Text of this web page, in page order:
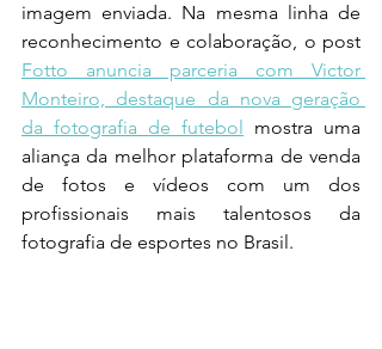
imagem enviada. Na mesma linha de
Fotto anuncia parceria com Victor
Monteiro, destaque da nova geração
da fotografia de futebol mostra uma
aliança da melhor plataforma de venda
de fotos e vídeos com um dos
profissionais mais talentosos da
fotografia de esportes no Brasil.